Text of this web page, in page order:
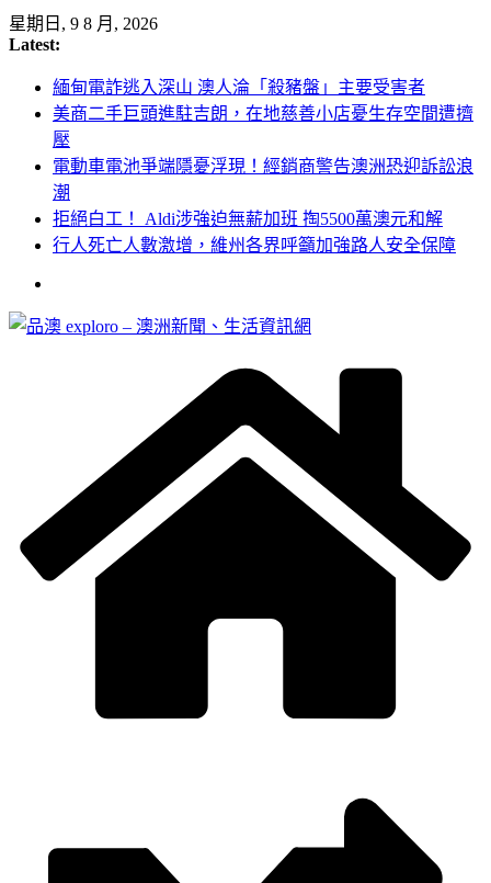
Skip
to
content
星期日, 9 8 月, 2026
Latest:
緬甸電詐逃入深山 澳人淪「殺豬盤」主要受害者
美商二手巨頭進駐吉朗，在地慈善小店憂生存空間遭擠
壓
電動車電池爭端隱憂浮現！經銷商警告澳洲恐迎訴訟浪
潮
拒絕白工！ Aldi涉強迫無薪加班 掏5500萬澳元和解
行人死亡人數激增，維州各界呼籲加強路人安全保障